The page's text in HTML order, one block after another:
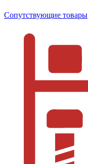
Сопутствующие товары